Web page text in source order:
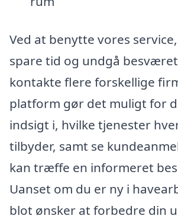
Ved at benytte vores
spare tid og undgå
kontakte flere forskellige
platform gør det muligt for
indsigt i, hvilke tjenester
tilbyder, samt se
kan træffe en informeret
Uanset om du er ny i
blot ønsker at forbedre din